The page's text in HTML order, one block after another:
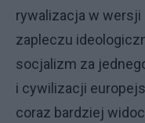
rywalizacja w wersji
zapleczu
socjalizm za
i cywilizacji
coraz bardziej